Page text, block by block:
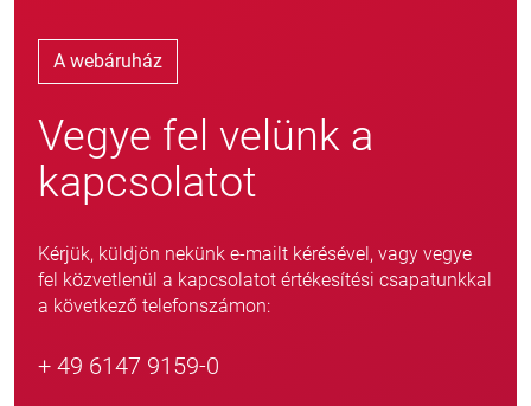
A webáruház
Vegye fel velünk a
kapcsolatot
Kérjük, küldjön nekünk e-mailt kérésével, vagy vegye
fel közvetlenül a kapcsolatot értékesítési csapatunkkal
a következő telefonszámon:
+ 49 6147 9159-0